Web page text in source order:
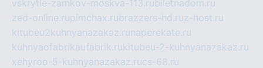
vskrytie-zamkov-moskva-113.rubiletnadom.ru
zed-online.rupimchax.rubrazzers-hd.ruz-host.ru
kitubeu2kuhnyanazakaz.ru naperekate.ru
kuhnyaofabrikaufabrik.rukitubeu-2-kuhnyanazakaz.ru
xehyroo-5-kuhnyanazakaz.rucs-68.ru